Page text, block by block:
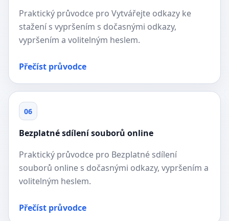
Praktický průvodce pro Vytvářejte odkazy ke
stažení s vypršením s dočasnými odkazy,
vypršením a volitelným heslem.
Přečíst průvodce
06
Bezplatné sdílení souborů online
Praktický průvodce pro Bezplatné sdílení
souborů online s dočasnými odkazy, vypršením a
volitelným heslem.
Přečíst průvodce